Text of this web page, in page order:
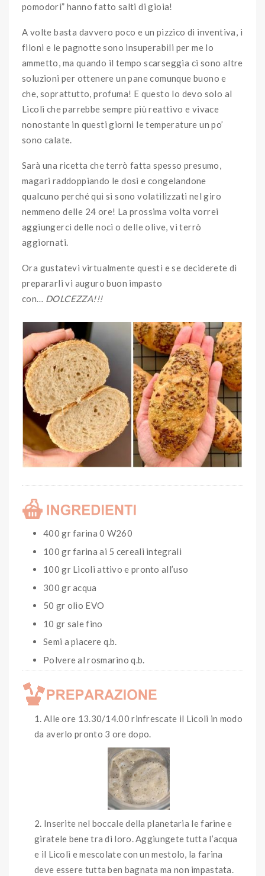
pomodori” hanno fatto salti di gioia!
A volte basta davvero poco e un pizzico di inventiva, i
filoni e le pagnotte sono insuperabili per me lo
ammetto, ma quando il tempo scarseggia ci sono altre
soluzioni per ottenere un pane comunque buono e
che, soprattutto, profuma! E questo lo devo solo al
Licoli che parrebbe sempre più reattivo e vivace
nonostante in questi giorni le temperature un po’
sono calate.
Sarà una ricetta che terrò fatta spesso presumo,
magari raddoppiando le dosi e congelandone
qualcuno perché qui si sono volatilizzati nel giro
nemmeno delle 24 ore! La prossima volta vorrei
aggiungerci delle noci o delle olive, vi terrò
aggiornati.
Ora gustatevi virtualmente questi e se deciderete di
prepararli vi auguro buon impasto
con… DOLCEZZA!!!
400 gr farina 0 W260
100 gr farina ai 5 cereali integrali
100 gr Licoli attivo e pronto all’uso
300 gr acqua
50 gr olio EVO
10 gr sale fino
Semi a piacere q.b.
Polvere al rosmarino q.b.
Alle ore 13.30/14.00 rinfrescate il Licoli in modo
da averlo pronto 3 ore dopo.
Inserite nel boccale della planetaria le farine e
giratele bene tra di loro. Aggiungete tutta l’acqua
e il Licoli e mescolate con un mestolo, la farina
deve essere tutta ben bagnata ma non impastata.